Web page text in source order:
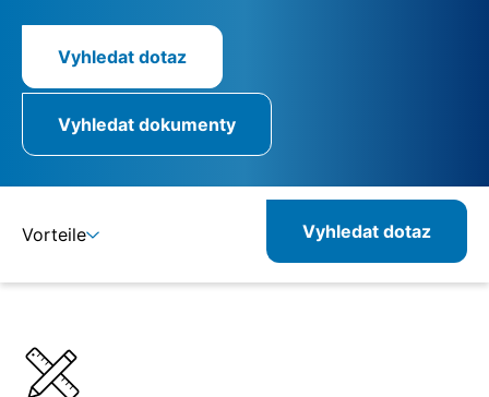
Vyhledat dotaz
Vyhledat dokumenty
Vorteile Vyhledat dotaz